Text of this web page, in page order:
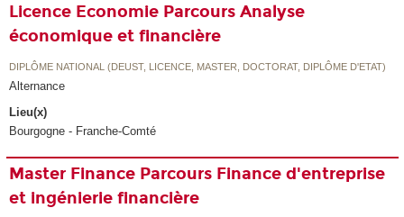
Licence Economie Parcours Analyse
économique et financière
DIPLÔME NATIONAL (DEUST, LICENCE, MASTER, DOCTORAT, DIPLÔME D'ETAT)
Alternance
Lieu(x)
Bourgogne - Franche-Comté
Master Finance Parcours Finance d'entreprise
et ingénierie financière